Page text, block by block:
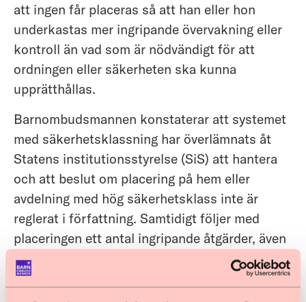
att ingen får placeras så att han eller hon
underkastas mer ingripande övervakning eller
kontroll än vad som är nödvändigt för att
ordningen eller säkerheten ska kunna
upprätthållas.
Barnombudsmannen konstaterar att systemet
med säkerhetsklassning har överlämnats åt
Statens institutionsstyrelse (SiS) att hantera
och att beslut om placering på hem eller
avdelning med hög säkerhetsklass inte är
reglerat i författning. Samtidigt följer med
placeringen ett antal ingripande åtgärder, även
utöver de som nu är i fråga. Utredaren föreslår
att det i lag anges att placeringen inte får vara
mer ingripande än vad som är nödvändigt, men